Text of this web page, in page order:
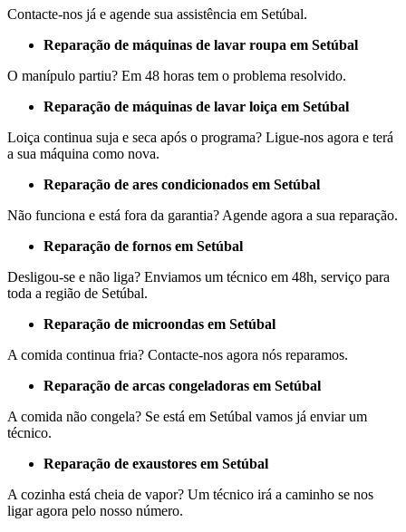
Contacte-nos já e agende sua assistência em Setúbal.
Reparação de máquinas de lavar roupa em Setúbal
O manípulo partiu? Em 48 horas tem o problema resolvido.
Reparação de máquinas de lavar loiça em Setúbal
Loiça continua suja e seca após o programa? Ligue-nos agora e terá
a sua máquina como nova.
Reparação de ares condicionados em Setúbal
Não funciona e está fora da garantia? Agende agora a sua reparação.
Reparação de fornos em Setúbal
Desligou-se e não liga? Enviamos um técnico em 48h, serviço para
toda a região de Setúbal.
Reparação de microondas em Setúbal
A comida continua fria? Contacte-nos agora nós reparamos.
Reparação de arcas congeladoras em Setúbal
A comida não congela? Se está em Setúbal vamos já enviar um
técnico.
Reparação de exaustores em Setúbal
A cozinha está cheia de vapor? Um técnico irá a caminho se nos
ligar agora pelo nosso número.